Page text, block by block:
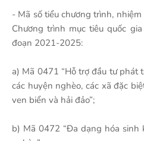
- Mã số tiểu chương trình,
Chương trình mục tiêu quốc
đoạn 2021-2025:
a) Mã 0471 “Hỗ trợ đầu tư
các huyện nghèo, các xã đặc
ven biển và hải đảo”;
b) Mã 0472 “Đa dạng hóa sinh